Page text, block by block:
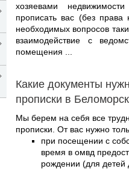
хозяевами
прописать вас (без
необходимых вопросов
взаимодействие с
помещения ...
Какие документы
прописки в
Мы берем на себя все
прописки. От вас нужно
при посещении с
время в омвд
рождении (для детей